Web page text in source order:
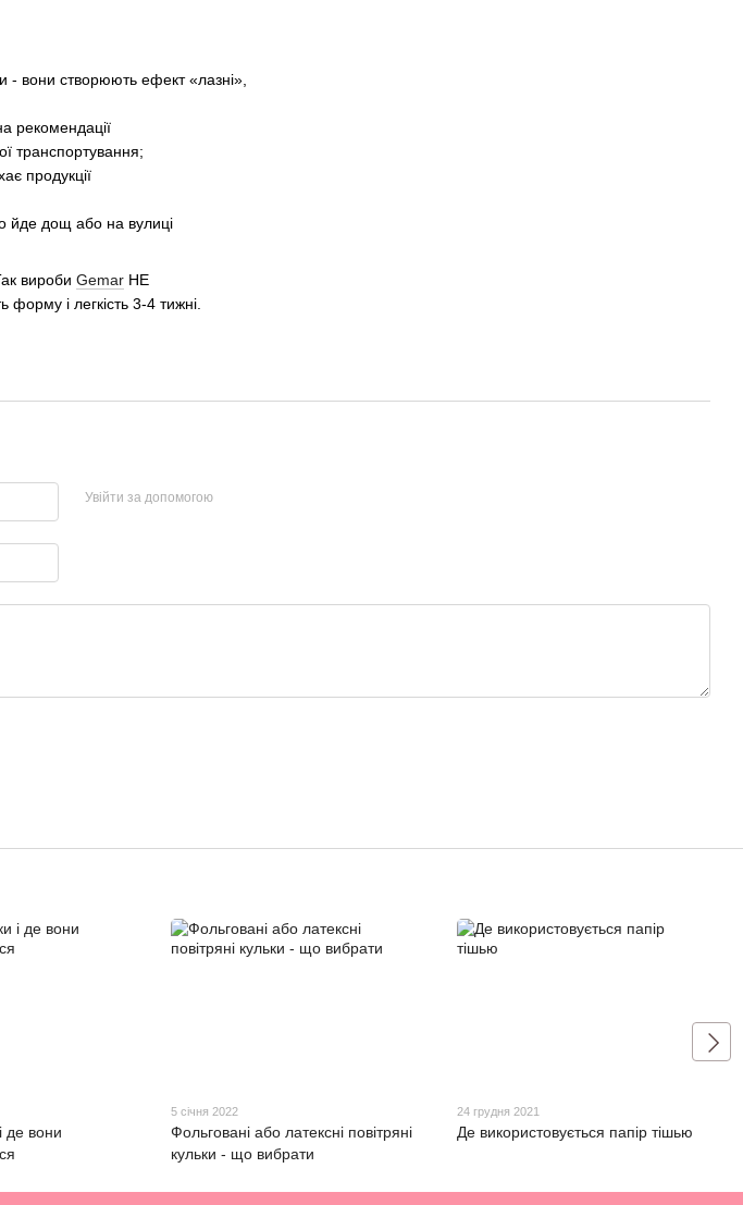
- вони створюють ефект «лазні»,
рекомендації
транспортування;
продукції
йде дощ або на вулиці
вироби Gemar НЕ
форму і легкість 3-4 тижні.
Увійти за допомогою
де вони
5 січня 2022
Фольговані або латексні повітряні
кульки - що вибрати
24 грудня 2021
Де використовується папір тішью